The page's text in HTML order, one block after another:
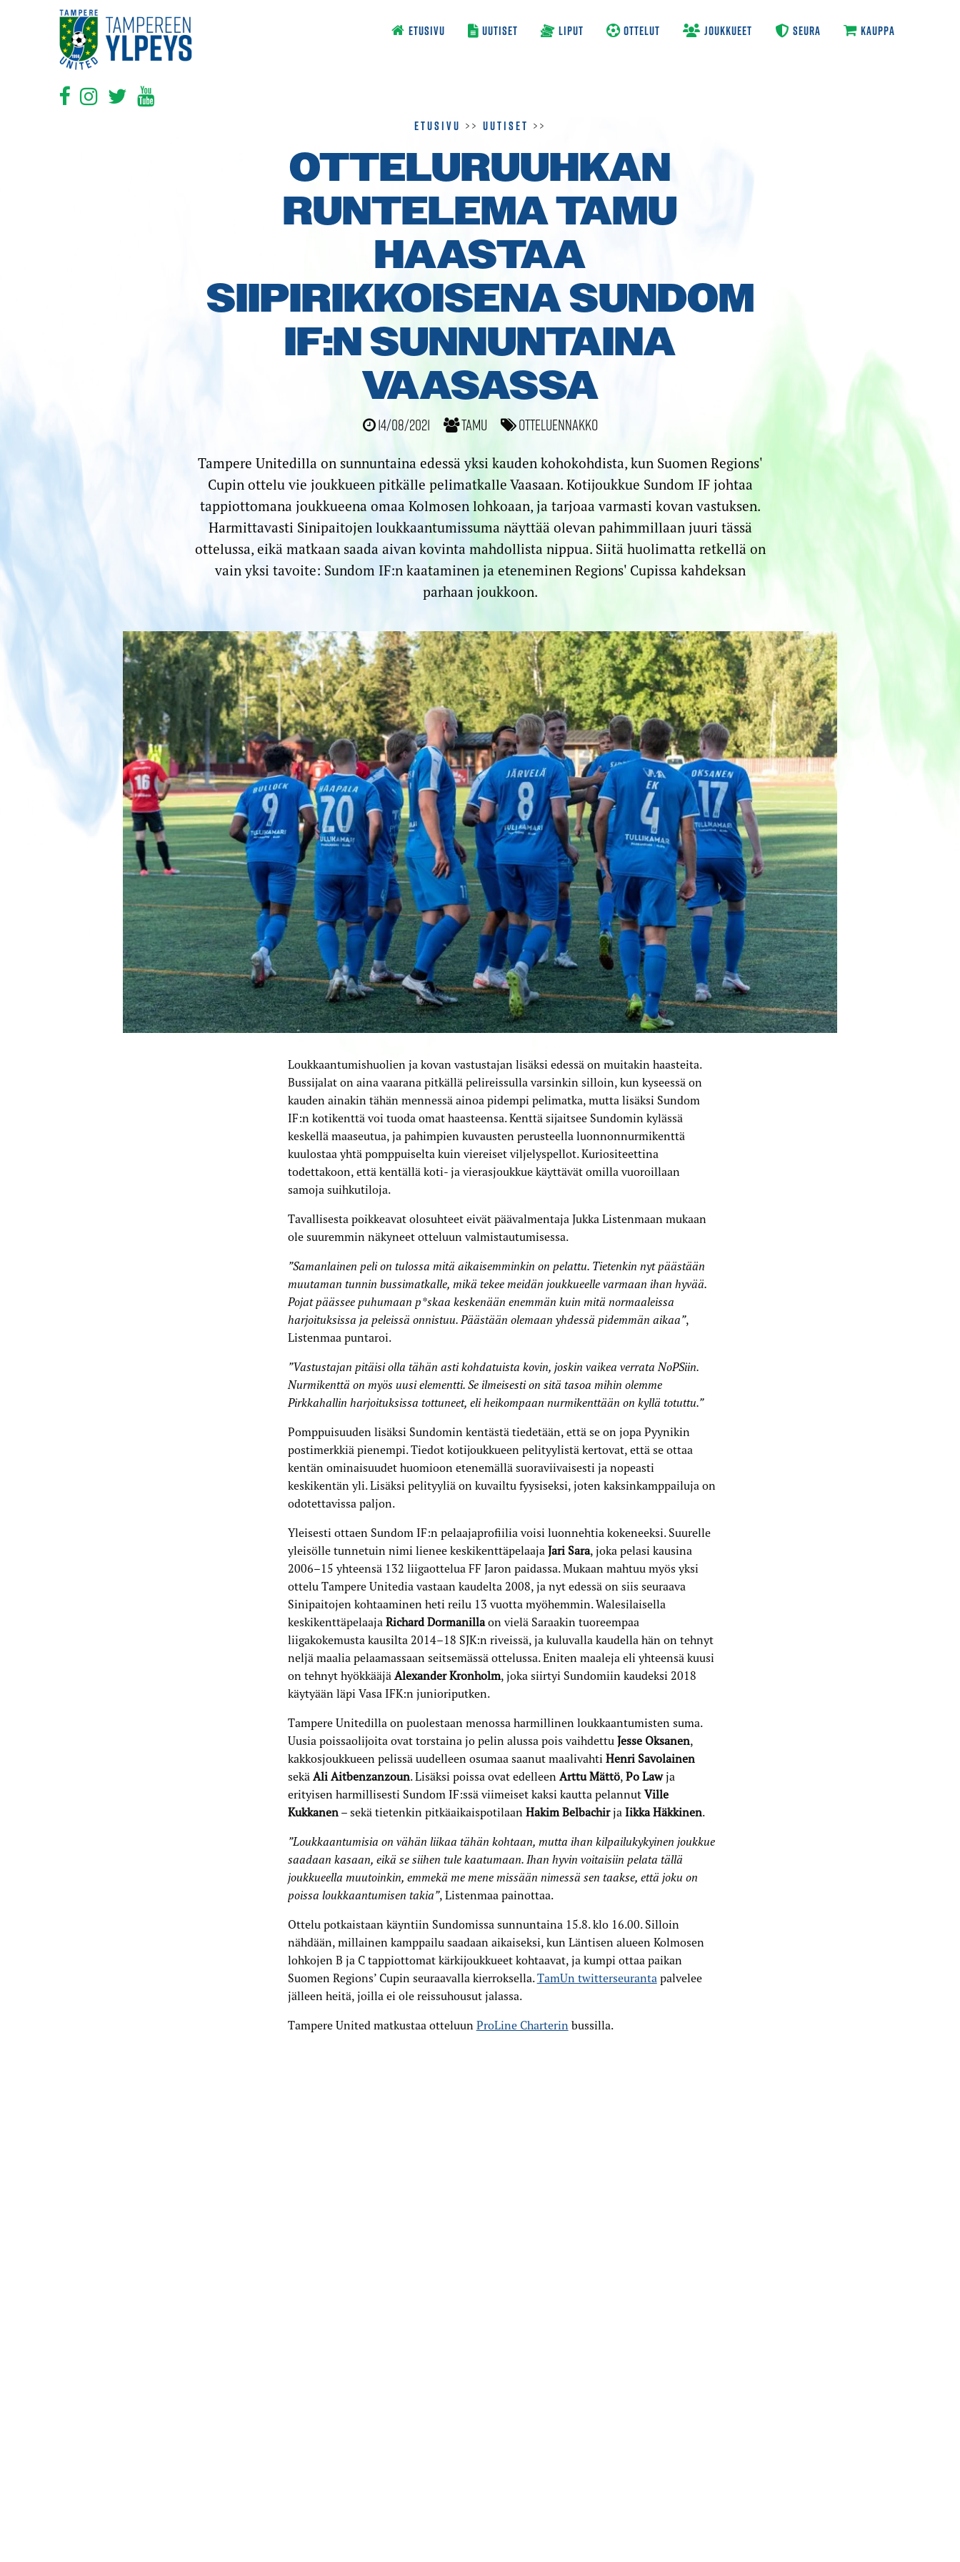
ETUSIVU UUTISET LIPUT OTTELUT JOUKKUEET SEURA KAUPPA
Etusivu >> Uutiset >>
OTTELURUUHKAN
RUNTELEMA TAMU
HAASTAA
SIIPIRIKKOISENA SUNDOM
IF:N SUNNUNTAINA
VAASASSA
14/08/2021 TamU Otteluennakko
Tampere Unitedilla on sunnuntaina edessä yksi kauden kohokohdista, kun Suomen Regions'
Cupin ottelu vie joukkueen pitkälle pelimatkalle Vaasaan. Kotijoukkue Sundom IF johtaa
tappiottomana joukkueena omaa Kolmosen lohkoaan, ja tarjoaa varmasti kovan vastuksen.
Harmittavasti Sinipaitojen loukkaantumissuma näyttää olevan pahimmillaan juuri tässä
ottelussa, eikä matkaan saada aivan kovinta mahdollista nippua. Siitä huolimatta retkellä on
vain yksi tavoite: Sundom IF:n kaataminen ja eteneminen Regions' Cupissa kahdeksan
parhaan joukkoon.
Loukkaantumishuolien ja kovan vastustajan lisäksi edessä on muitakin haasteita.
Bussijalat on aina vaarana pitkällä pelireissulla varsinkin silloin, kun kyseessä on
kauden ainakin tähän mennessä ainoa pidempi pelimatka, mutta lisäksi Sundom
IF:n kotikenttä voi tuoda omat haasteensa. Kenttä sijaitsee Sundomin kylässä
keskellä maaseutua, ja pahimpien kuvausten perusteella luonnonnurmikenttä
kuulostaa yhtä pomppuiselta kuin viereiset viljelyspellot. Kuriositeettina
todettakoon, että kentällä koti- ja vierasjoukkue käyttävät omilla vuoroillaan
samoja suihkutiloja.
Tavallisesta poikkeavat olosuhteet eivät päävalmentaja Jukka Listenmaan mukaan
ole suuremmin näkyneet otteluun valmistautumisessa.
”Samanlainen peli on tulossa mitä aikaisemminkin on pelattu. Tietenkin nyt päästään
muutaman tunnin bussimatkalle, mikä tekee meidän joukkueelle varmaan ihan hyvää.
Pojat päässee puhumaan p*skaa keskenään enemmän kuin mitä normaaleissa
harjoituksissa ja peleissä onnistuu. Päästään olemaan yhdessä pidemmän aikaa”,
Listenmaa puntaroi.
”Vastustajan pitäisi olla tähän asti kohdatuista kovin, joskin vaikea verrata NoPSiin.
Nurmikenttä on myös uusi elementti. Se ilmeisesti on sitä tasoa mihin olemme
Pirkkahallin harjoituksissa tottuneet, eli heikompaan nurmikenttään on kyllä totuttu.”
Pomppuisuuden lisäksi Sundomin kentästä tiedetään, että se on jopa Pyynikin
postimerkkiä pienempi. Tiedot kotijoukkueen pelityylistä kertovat, että se ottaa
kentän ominaisuudet huomioon etenemällä suoraviivaisesti ja nopeasti
keskikentän yli. Lisäksi pelityyliä on kuvailtu fyysiseksi, joten kaksinkamppailuja on
odotettavissa paljon.
Yleisesti ottaen Sundom IF:n pelaajaprofiilia voisi luonnehtia kokeneeksi. Suurelle
yleisölle tunnetuin nimi lienee keskikenttäpelaaja Jari Sara, joka pelasi kausina
2006–15 yhteensä 132 liigaottelua FF Jaron paidassa. Mukaan mahtuu myös yksi
ottelu Tampere Unitedia vastaan kaudelta 2008, ja nyt edessä on siis seuraava
Sinipaitojen kohtaaminen heti reilu 13 vuotta myöhemmin. Walesilaisella
keskikenttäpelaaja Richard Dormanillaon vielä Saraakin tuoreempaa
liigakokemusta kausilta 2014–18 SJK:n riveissä, ja kuluvalla kaudella hän on tehnyt
neljä maalia pelaamassaan seitsemässä ottelussa. Eniten maaleja eli yhteensä kuusi
on tehnyt hyökkääjä Alexander Kronholm, joka siirtyi Sundomiin kaudeksi 2018
käytyään läpi Vasa IFK:n junioriputken.
Tampere Unitedilla on puolestaan menossa harmillinen loukkaantumisten suma.
Uusia poissaolijoita ovat torstaina jo pelin alussa pois vaihdettu Jesse Oksanen,
kakkosjoukkueen pelissä uudelleen osumaa saanut maalivahti Henri Savolainen
sekä Ali Aitbenzanzoun. Lisäksi poissa ovat edelleen Arttu Mättö, Po Lawja
erityisen harmillisesti Sundom IF:ssä viimeiset kaksi kautta pelannut Ville
Kukkanen– sekä tietenkin pitkäaikaispotilaan Hakim Belbachirja Iikka Häkkinen.
”Loukkaantumisia on vähän liikaa tähän kohtaan, mutta ihan kilpailukykyinen joukkue
saadaan kasaan, eikä se siihen tule kaatumaan. Ihan hyvin voitaisiin pelata tällä
joukkueella muutoinkin, emmekä me mene missään nimessä sen taakse, että joku on
poissa loukkaantumisen takia”, Listenmaa painottaa.
Ottelu potkaistaan käyntiin Sundomissa sunnuntaina 15.8. klo 16.00. Silloin
nähdään, millainen kamppailu saadaan aikaiseksi, kun Läntisen alueen Kolmosen
lohkojen B ja C tappiottomat kärkijoukkueet kohtaavat, ja kumpi ottaa paikan
Suomen Regions’ Cupin seuraavalla kierroksella.TamUn twitterseurantapalvelee
jälleen heitä, joilla ei ole reissuhousut jalassa.
Tampere United matkustaa otteluun ProLine Charterin bussilla.